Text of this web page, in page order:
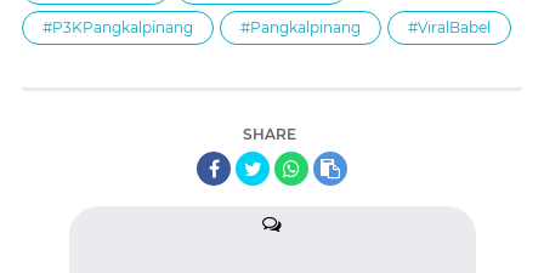
#P3KPangkalpinang #Pangkalpinang #ViralBabel
SHARE